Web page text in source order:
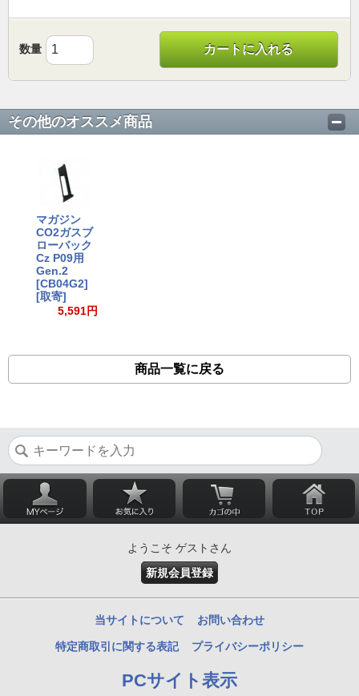
数量 カートに入れる
その他のオススメ商品
マガジン
CO2ガスブ
ローバック
Cz P09用
Gen.2
[CB04G2]
[取寄]
5,591円
商品一覧に戻る
ようこそ ゲストさん
新規会員登録
当サイトについて お問い合わせ
特定商取引に関する表記 プライバシーポリシー
PCサイト表示